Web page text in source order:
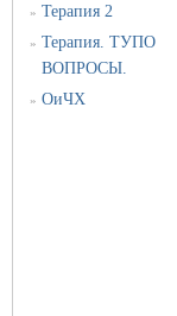
» Терапия 2
» Терапия. ТУПО
ВОПРОСЫ.
» ОиЧХ